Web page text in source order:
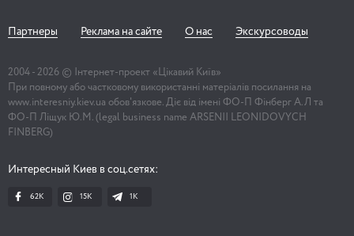
Партнеры Реклама на сайте О нас Экскурсоводы
2004 - 2026 © Інтернет-проект «Цікавий Київ»
При повному або частковому використанні матеріалів посилання на
www.interesniy.kiev.ua обов'язкове. Діє від імені ФО-П Фінберг А.Л та
ФО-П Ліщук Ю.М. (legal business name ARSENII LEONIDOVYCH
FINBERG)
Интересный Киев в соц.сетях:
62K 15K 1К